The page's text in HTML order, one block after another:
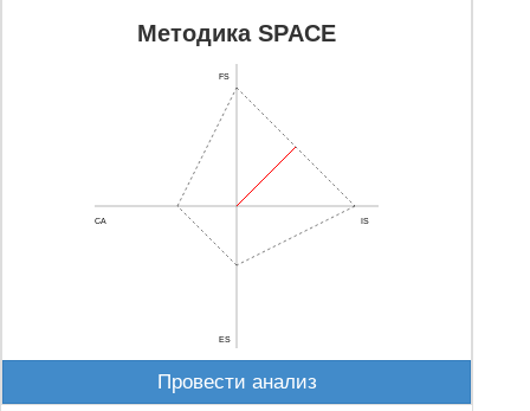
Методика SPACE
FS
CA
ES
IS
Провести анализ